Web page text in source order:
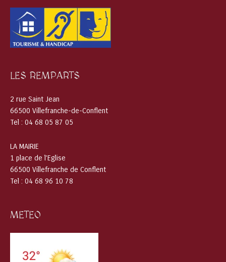
LES REMPARTS
2 rue Saint Jean
66500 Villefranche-de-Conflent
Tel : 04 68 05 87 05
LA MAIRIE
1 place de l’Eglise
66500 Villefranche de Conflent
Tel : 04 68 96 10 78
METEO